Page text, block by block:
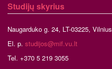
Studijų skyrius
Naugarduko g. 24, LT-03225, Vilnius
El. p. studijos@mif.vu.lt
Tel. +370 5 219 3055